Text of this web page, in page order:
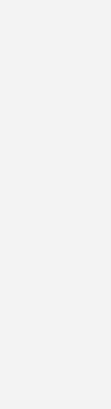
– ein